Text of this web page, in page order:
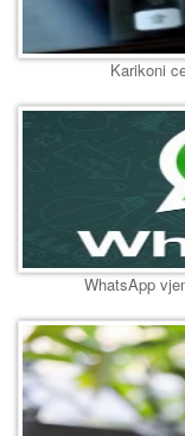
Karikoni
WhatsApp